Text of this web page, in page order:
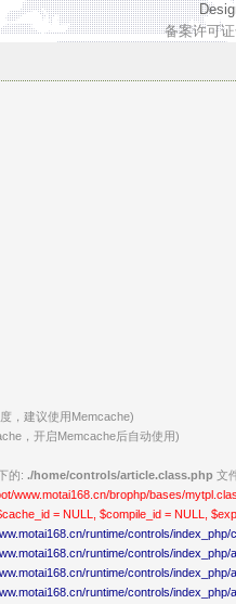
备案许可
，建议使用Memcache)
，开启Memcache后自动使用)
的: ./home/controls/article.class.php 文
www.motai168.cn/brophp/bases/
= NULL, $compile_id = NULL,
runtime/controls/
runtime/controls/
runtime/controls/
runtime/controls/